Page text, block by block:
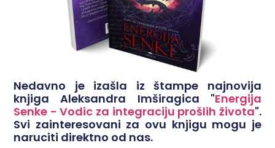
Nedavno je izašla iz štampe najnovija
knjiga Aleksandra Imširagica "Energija
Senke - Vodic za integraciju prošlih života".
Svi zainteresovani za ovu knjigu mogu je
naruciti direktno od nas.